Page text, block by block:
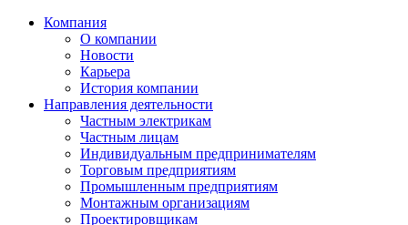
Компания
О компании
Новости
Карьера
История компании
Направления деятельности
Частным электрикам
Частным лицам
Индивидуальным предпринимателям
Торговым предприятиям
Промышленным предприятиям
Монтажным организациям
Проектировщикам